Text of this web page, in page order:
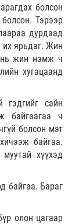
болсон
Тэрээр
дурдаад
их ярьдаг. Жин
нь жин нэмж ч
хугацаанд
гэдгийг сайн
байгаагаа ч
болсон мэт
байгаа.
хүүхэд
байгаа. Бараг
олон цагаар